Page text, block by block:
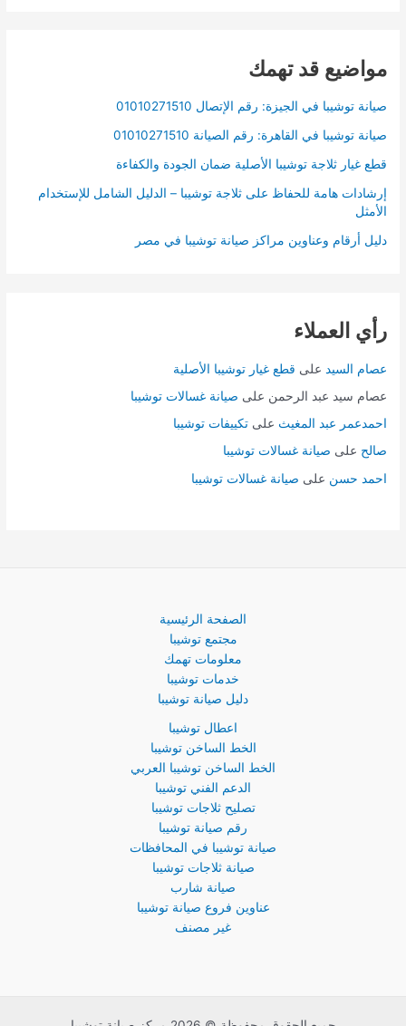
مواضيع قد تهمك
صيانة توشيبا في الجيزة: رقم الإتصال 01010271510
صيانة توشيبا في القاهرة: رقم الصيانة 01010271510
قطع غيار ثلاجة توشيبا الأصلية ضمان الجودة والكفاءة
إرشادات هامة للحفاظ على ثلاجة توشيبا – الدليل الشامل للإستخدام
الأمثل
دليل أرقام وعناوين مراكز صيانة توشيبا في مصر
رأي العملاء
عصام السيد على قطع غيار توشيبا الأصلية
عصام سيد عبد الرحمن على صيانة غسالات توشيبا
احمدعمر عبد المغيث علىتكييفات توشيبا
صالح على صيانة غسالات توشيبا
احمد حسن على صيانة غسالات توشيبا
الصفحة الرئيسية
مجتمع توشيبا
معلومات تهمك
خدمات توشيبا
دليل صيانة توشيبا
اعطال توشيبا
الخط الساخن توشيبا
الخط الساخن توشيبا العربي
الدعم الفني توشيبا
تصليح ثلاجات توشيبا
رقم صيانة توشيبا
صيانة توشيبا في المحافظات
صيانة ثلاجات توشيبا
صيانة شارب
عناوين فروع صيانة توشيبا
غير مصنف